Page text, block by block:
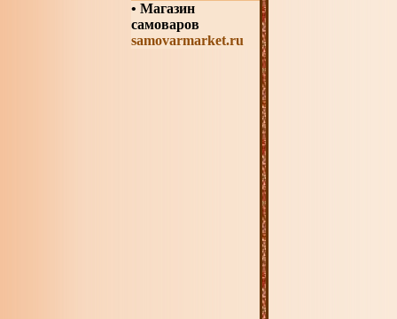
• Магазин
самоваров
samovarmarket.ru